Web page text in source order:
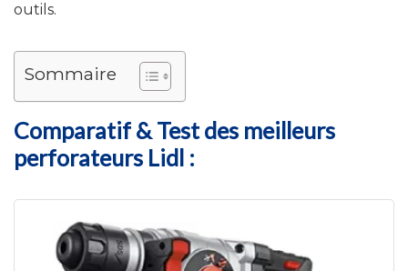
outils.
Sommaire
Comparatif & Test des meilleurs
perforateurs Lidl :